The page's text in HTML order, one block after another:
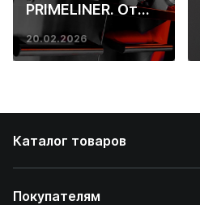
PRIMELINER. От
основ инженерии
до ресторанных
20.02.2026
Каталог товаров
Покупателям